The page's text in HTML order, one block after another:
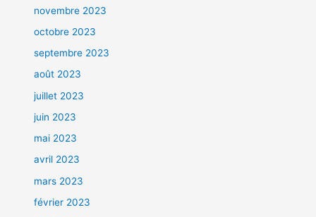
novembre 2023
octobre 2023
septembre 2023
août 2023
juillet 2023
juin 2023
mai 2023
avril 2023
mars 2023
février 2023